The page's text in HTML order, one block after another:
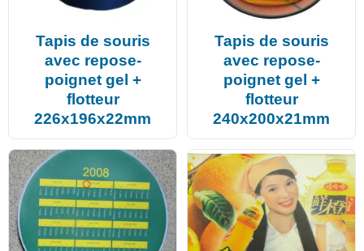
Tapis de souris
avec repose-
poignet gel +
flotteur
226x196x22mm
Tapis de souris
avec repose-
poignet gel +
flotteur
240x200x21mm